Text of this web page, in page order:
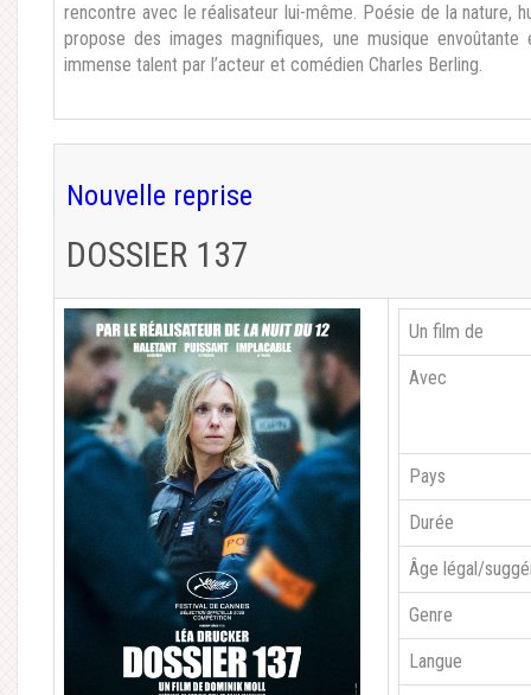
rencontre avec le réalisateur lui-même. Poésie de la nature,
propose des images magnifiques, une musique
immense talent par l’acteur et comédien Charles Berling.
Nouvelle reprise
DOSSIER 137
Un film de
Avec
Pays
Durée
Âge légal/
Genre
Langue